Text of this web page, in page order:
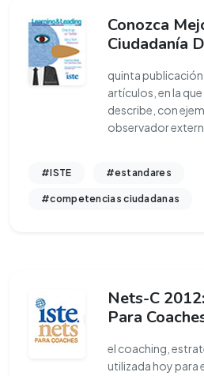
Conozca
Ciudadanía
quinta
artículos, en la
describe, con
observador
#ISTE #estandares
#competencias ciudadanas
Nets-C
Para
el coaching,
utilizada hoy para